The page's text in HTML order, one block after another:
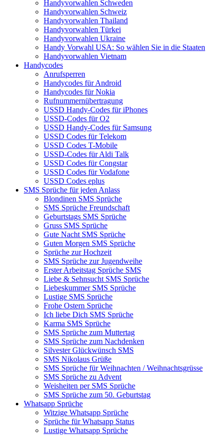
Handyvorwahlen Schweden
Handyvorwahlen Schweiz
Handyvorwahlen Thailand
Handyvorwahlen Türkei
Handyvorwahlen Ukraine
Handy Vorwahl USA: So wählen Sie in die Staaten
Handyvorwahlen Vietnam
Handycodes
Anrufsperren
Handycodes für Android
Handycodes für Nokia
Rufnummernübertragung
USSD Handy-Codes für iPhones
USSD-Codes für O2
USSD Handy-Codes für Samsung
USSD Codes für Telekom
USSD Codes T-Mobile
USSD-Codes für Aldi Talk
USSD Codes für Congstar
USSD Codes für Vodafone
USSD Codes eplus
SMS Sprüche für jeden Anlass
Blondinen SMS Sprüche
SMS Sprüche Freundschaft
Geburtstags SMS Sprüche
Gruss SMS Sprüche
Gute Nacht SMS Sprüche
Guten Morgen SMS Sprüche
Sprüche zur Hochzeit
SMS Sprüche zur Jugendweihe
Erster Arbeitstag Sprüche SMS
Liebe & Sehnsucht SMS Sprüche
Liebeskummer SMS Sprüche
Lustige SMS Sprüche
Frohe Ostern Sprüche
Ich liebe Dich SMS Sprüche
Karma SMS Sprüche
SMS Sprüche zum Muttertag
SMS Sprüche zum Nachdenken
Silvester Glückwünsch SMS
SMS Nikolaus Grüße
SMS Sprüche für Weihnachten / Weihnachtsgrüsse
SMS Sprüche zu Advent
Weisheiten per SMS Sprüche
SMS Sprüche zum 50. Geburtstag
Whatsapp Sprüche
Witzige Whatsapp Sprüche
Sprüche für Whatsapp Status
Lustige Whatsapp Sprüche